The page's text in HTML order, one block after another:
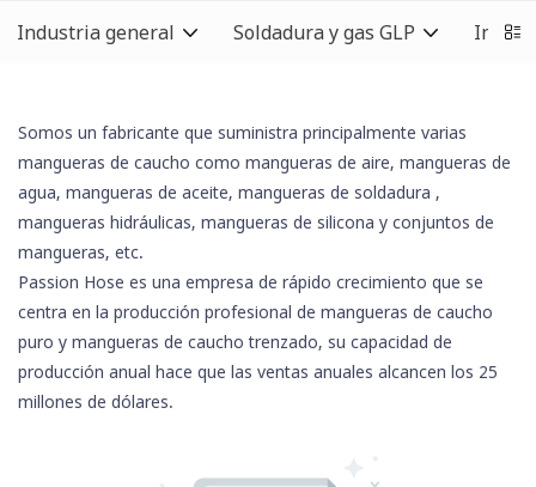
Industria general Soldadura y gas GLP
Somos un fabricante que suministra principalmente varias
mangueras de caucho como mangueras de aire, mangueras de
agua, mangueras de aceite, mangueras de soldadura ,
mangueras hidráulicas, mangueras de silicona y conjuntos de
mangueras, etc.
Passion Hose es una empresa de rápido crecimiento que se
centra en la producción profesional de mangueras de caucho
puro y mangueras de caucho trenzado, su capacidad de
producción anual hace que las ventas anuales alcancen los 25
millones de dólares.